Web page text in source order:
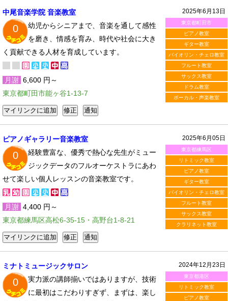
2025年6月13日
東京都町田市
ピアノ教室
ギター教室
バイオリン・チェロ教室
フルート教室
サックス教室
ドラム教室
ボーカル・声楽教室
中尾音楽学院 音楽教室
0
幼児からシニアまで、音楽を通して感性
を磨き、情感を育み、時代や社会に大き
く貢献できる人材を育成しています。
月謝 6,600 円～
東京都町田市能ヶ谷1-13-7
2025年6月05日
東京都練馬区
リトミック教室
ピアノ教室
ギター教室
バイオリン・チェロ教室
フルート教室
サックス教室
クラリネット教室
ピアノギャラリー音楽教室
0
経験豊富な、優秀で熱心な先生がミュー
ジックデータのフルオーケストラにあわ
せて楽しい個人レッスンの音楽教室です。
月謝 4,400 円～
東京都練馬区高松6-35-15・高野台1-8-21
2024年12月23日
東京都港区
リトミック教室
ピアノ教室
ミナトミュージックサロン
0
実力派の講師揃いではありますが、技術
に最初はこだわりすぎず、まずは、楽し